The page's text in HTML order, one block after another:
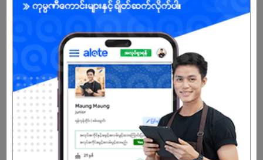
- ရက်မှန်ကြေး + အချိန်မှန်ကြေး